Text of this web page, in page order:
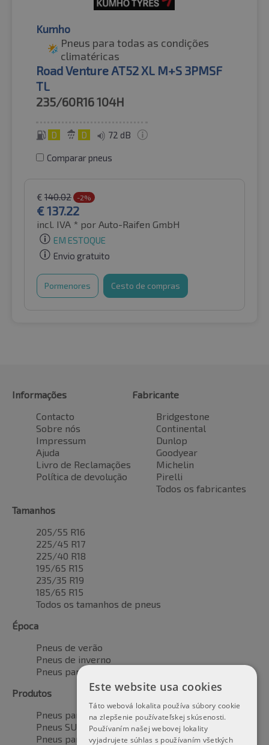
Kumho
Pneus para todas as condições
climatéricas
Road Venture AT52 XL M+S 3PMSF
TL
235/60R16104H
D D 72 dB
Comparar pneus
€ 140.02 -2%
€137.22
incl. IVA * por Auto-Raifen GmbH
EM ESTOQUE
Envio gratuito
Pormenores Cesto de compras
Informações
Contacto
Sobre nós
Impressum
Ajuda
Livro de Reclamações
Política de devolução
Fabricante
Bridgestone
Continental
Dunlop
Goodyear
Michelin
Pirelli
Todos os fabricantes
Tamanhos
205/55 R16
225/45 R17
225/40 R18
195/65 R15
235/35 R19
185/65 R15
Todos os tamanhos de pneus
Época
Pneus de verão
Pneus de inverno
Pneus para todas as estações
Produtos
Pneus para automóveis
Pneus SUV / 4x4
Pneus para veículos de transporte
Este website usa cookies
Táto webová lokalita používa súbory cookie
na zlepšenie používateľskej skúsenosti.
Používaním našej webovej lokality
vyjadrujete súhlas s používaním všetkých